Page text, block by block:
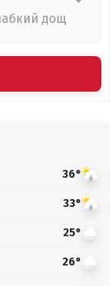
дощ
36°
33°
25°
26°